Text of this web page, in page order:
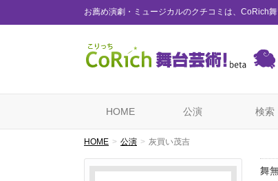
お薦め演劇・ミュージカルのクチコミは、CoRich舞
HOME 公演 検索
HOME 公演 灰買い茂吉
舞